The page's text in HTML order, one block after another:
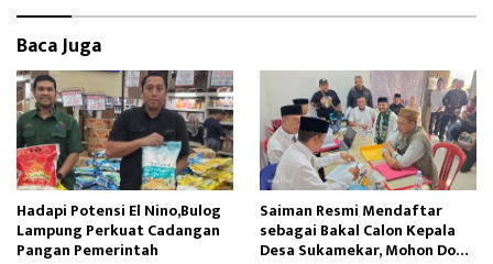
k o
n
Baca Juga
Hadapi Potensi El Nino,Bulog
Lampung Perkuat Cadangan
Pangan Pemerintah
Saiman Resmi Mendaftar
sebagai Bakal Calon Kepala
Desa Sukamekar, Mohon Doa